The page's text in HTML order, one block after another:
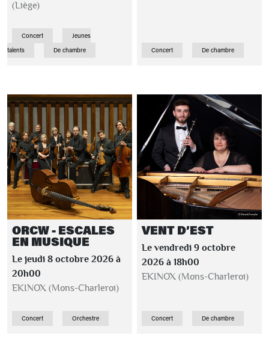
(Liège)
Concert
Jeunes
talents
De chambre Concert De chambre
ORCW - ESCALES
EN MUSIQUE
Le jeudi 8 octobre 2026 à
20h00
EKINOX (Mons-Charleroi)
Concert Orchestre
VENT D’EST
Le vendredi 9 octobre
2026 à 18h00
EKINOX (Mons-Charleroi)
Concert De chambre